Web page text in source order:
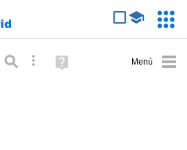
Búsqueda avanzada
Ayuda
(en